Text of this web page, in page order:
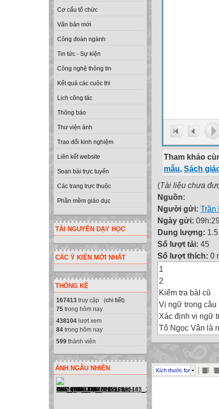
Cơ cấu tổ chức
Văn bản mới
Công đoàn ngành
Tin tức - Sự kiện
Công nghệ thông tin
Kết quả các cuộc thi
Lịch công tác
Thông báo
Thư viện ảnh
Trao đổi kinh nghiệm
Liên kết website
Soạn bài trực tuyến
Các trang trực thuộc
Phần mềm giáo dục
TÀI NGUYÊN DẠY HỌC
CÁC Ý KIẾN MỚI NHẤT
THỐNG KÊ
167413 truy cập (chi tiết)
75 trong hôm nay
438104 lượt xem
84 trong hôm nay
599 thành viên
ẢNH NGẪU NHIÊN
Tham khảo
mẫu, Sách
(Tài liệu chưa
Nguồn:
Người gửi: Trần
Ngày gửi:
Dung lượng:
Số lượt tải: 45
Số lượt thích: 0
1
2
Kiểm tra bàI cũ
Vị ngữ trong câu
Xác định vị ngữ
Tô Ngọc Vân là
3
Thứ ba ngày 5
Luyện từ và câu
Kích thước font